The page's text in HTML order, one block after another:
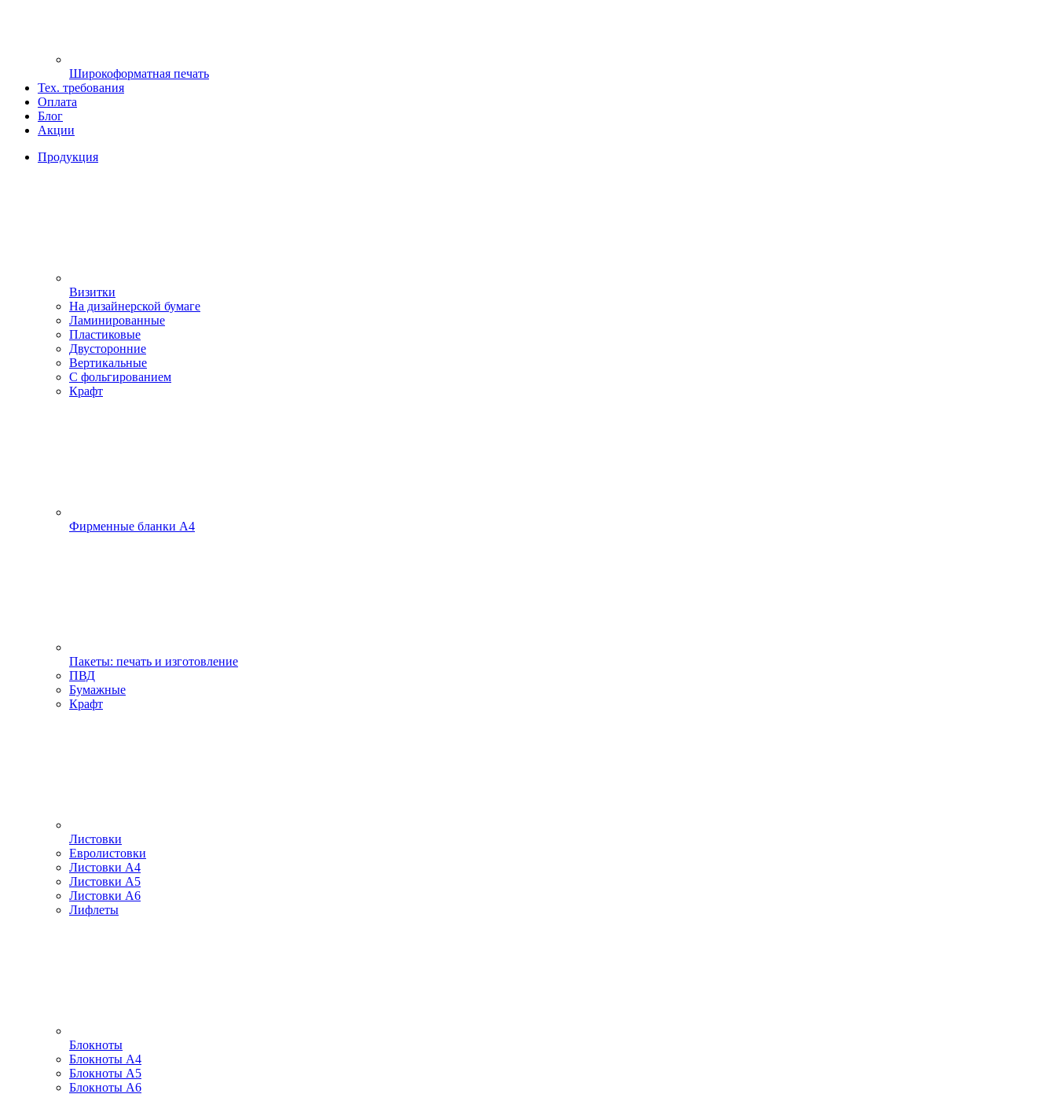
Широкоформатная печать
Тех. требования
Оплата
Блог
Акции
Продукция
Визитки
На дизайнерской бумаге
Ламинированные
Пластиковые
Двусторонние
Вертикальные
С фольгированием
Крафт
Фирменные бланки А4
Пакеты: печать и изготовление
ПВД
Бумажные
Крафт
Листовки
Евролистовки
Листовки А4
Листовки А5
Листовки А6
Лифлеты
Блокноты
Блокноты А4
Блокноты А5
Блокноты А6